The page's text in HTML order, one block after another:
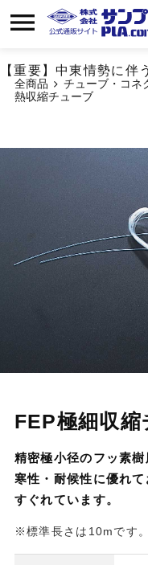
【重要】中東情勢に伴
全商品 チューブ・コネ
熱収縮チューブ
FEP極細収
精密極小径のフッ素
寒性・耐候性に優れ
すぐれています。
※標準長さは10mです。